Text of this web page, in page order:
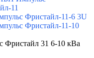
11
Фристайл-11-6 3U
Фристайл-11-10
31 6-10 кВа